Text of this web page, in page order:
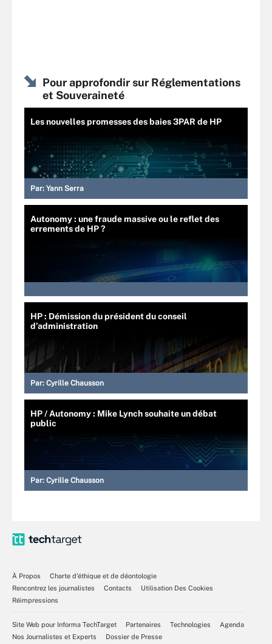
Pour approfondir sur Réglementations
et Souveraineté
Les nouvelles promesses des baies 3PAR de HP
Par: Yann Serra
Autonomy : une fraude massive ou le reflet des
errements de HP ?
HP : Démission du président du conseil
d’administration
Par: Cyrille Chausson
HP / Autonomy : Mike Lynch souhaite un débat
public
Par: Cyrille Chausson
À Propos
Charte d’éthique et de déontologie
Rencontrez les journalistes
Contacts
Utilisation Des Cookies
Réimpressions
Site Web pour Informa TechTarget Partenaires Technologies
Agenda
Nos Journalistes et Experts
Dossier de Presse